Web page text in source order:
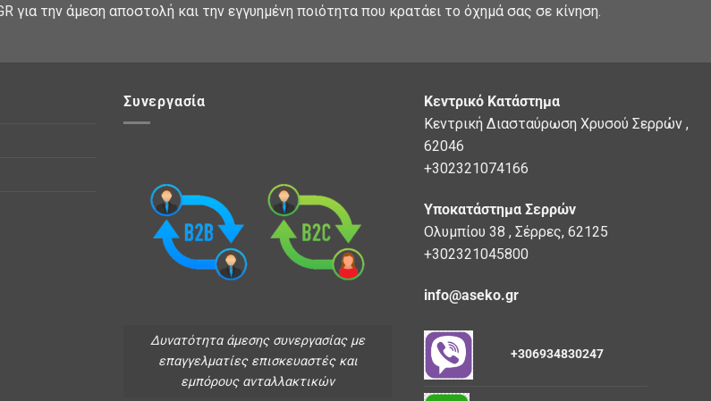
για την άμεση αποστολή και την εγγυημένη ποιότητα που κρατάει το όχημά σας σε κίνηση.
Συνεργασία
Δυνατότητα άμεσης συνεργασίας με
επαγγελματίες επισκευαστές και
εμπόρους ανταλλακτικών
Κεντρικό Κατάστημα
Κεντρική Διασταύρωση Χρυσού Σερρών ,
62046
+302321074166
Υποκατάστημα Σερρών
Ολυμπίου 38 , Σέρρες, 62125
+302321045800
info@aseko.gr
+306934830247